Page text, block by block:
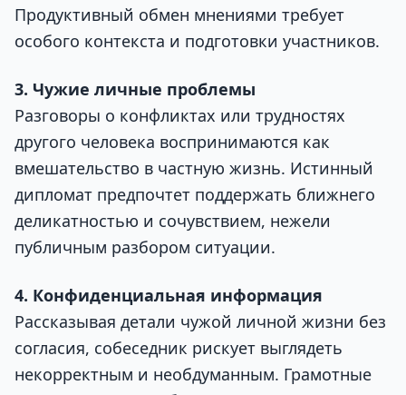
Продуктивный обмен мнениями требует
особого контекста и подготовки участников.
3. Чужие личные проблемы
Разговоры о конфликтах или трудностях
другого человека воспринимаются как
вмешательство в частную жизнь. Истинный
дипломат предпочтет поддержать ближнего
деликатностью и сочувствием, нежели
публичным разбором ситуации.
4. Конфиденциальная информация
Рассказывая детали чужой личной жизни без
согласия, собеседник рискует выглядеть
некорректным и необдуманным. Грамотные